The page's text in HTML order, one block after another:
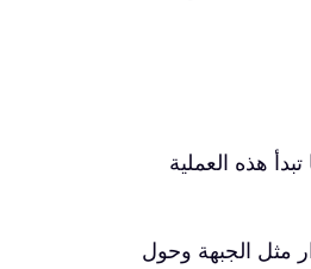
هذه العملية
مثل الجبهة وحول